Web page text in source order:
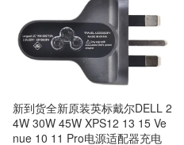
新到货全新原装英标戴尔DELL 2
4W 30W 45W XPS12 13 15 Ve
nue 10 11 Pro电源适配器充电